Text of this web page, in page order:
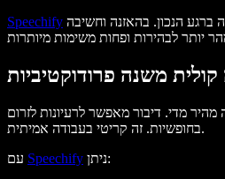
Speechify
מדי. דיבור מאפשר לרעיונות לזרום
בחופשיות. זה קריטי בעבודה אמיתית.
Speechify
ניתן: